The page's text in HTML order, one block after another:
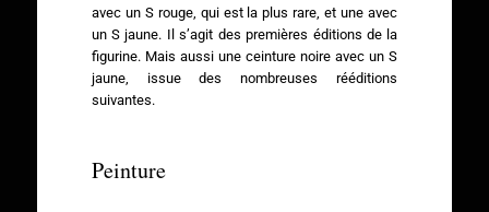
avec un S rouge, qui est la plus rare, et une avec
un S jaune. Il s’agit des premières éditions de la
figurine. Mais aussi une ceinture noire avec un S
jaune, issue des nombreuses rééditions
suivantes.
Peinture